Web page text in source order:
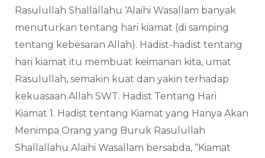
Rasulullah Shallallahu ‘Alaihi Wasallam banyak
menuturkan tentang hari kiamat (di samping
tentang kebesaran Allah). Hadist-hadist tentang
hari kiamat itu membuat keimanan kita, umat
Rasulullah, semakin kuat dan yakin terhadap
kekuasaan Allah SWT. Hadist Tentang Hari
Kiamat 1. Hadist tentang Kiamat yang Hanya Akan
Menimpa Orang yang Buruk Rasulullah
Shallallahu Alaihi Wasallam bersabda, “Kiamat